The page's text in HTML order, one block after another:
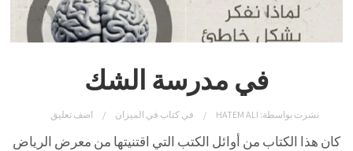
في مدرسة الشك
نشرت بواسطة: HATEM ALI فيكتاب في الميزان اضف تعليق
كان هذا الكتاب من أوائل الكتب التي اقتنيتها من معرض الرياض